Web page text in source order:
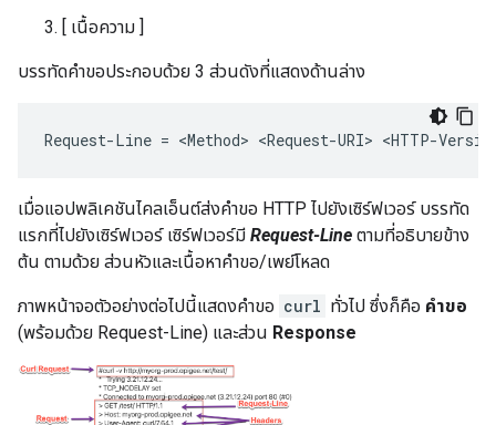
[ เนื้อความ ]
บรรทัดคําขอประกอบด้วย 3 ส่วนดังที่แสดงด้านล่าง
Request-Line = <Method> <Request-URI> <HTTP-
เมื่อแอปพลิเคชันไคลเอ็นต์ส่งคำขอ HTTP ไปยังเซิร์ฟเวอร์ บรรทัด
แรกที่ไปยังเซิร์ฟเวอร์ เซิร์ฟเวอร์มี Request-Line ตามที่อธิบายข้าง
ต้น ตามด้วย ส่วนหัวและเนื้อหาคำขอ/เพย์โหลด
ภาพหน้าจอตัวอย่างต่อไปนี้แสดงคำขอ curl ทั่วไป ซึ่งก็คือ คำขอ
(พร้อมด้วย Request-Line) และส่วน Response